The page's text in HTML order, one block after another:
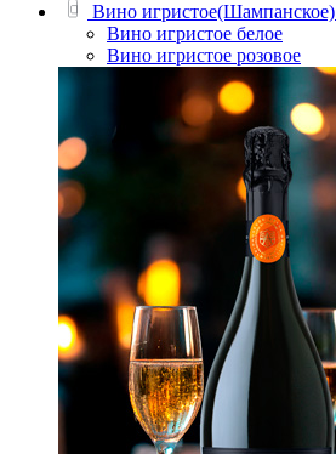
Вино игристое(Шампанское)
Вино игристое белое
Вино игристое розовое